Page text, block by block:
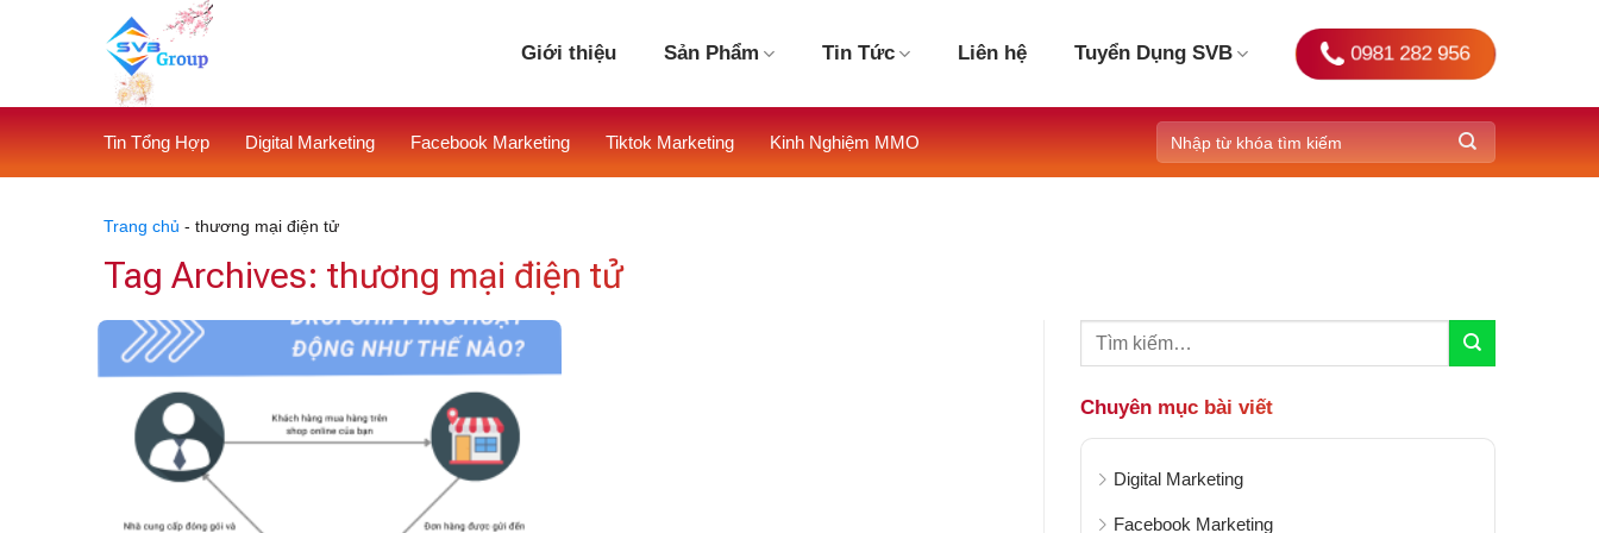
Giới thiệu Sản Phẩm Tin Tức Liên hệ Tuyển Dụng SVB 0981 282 956
Tin Tổng Hợp Digital Marketing Facebook Marketing Tiktok Marketing Kinh Nghiệm MMO
Trang chủ - thương mại điện tử
Tag Archives: thương mại điện tử
Chuyên mục bài viết
Digital Marketing
Facebook Marketing